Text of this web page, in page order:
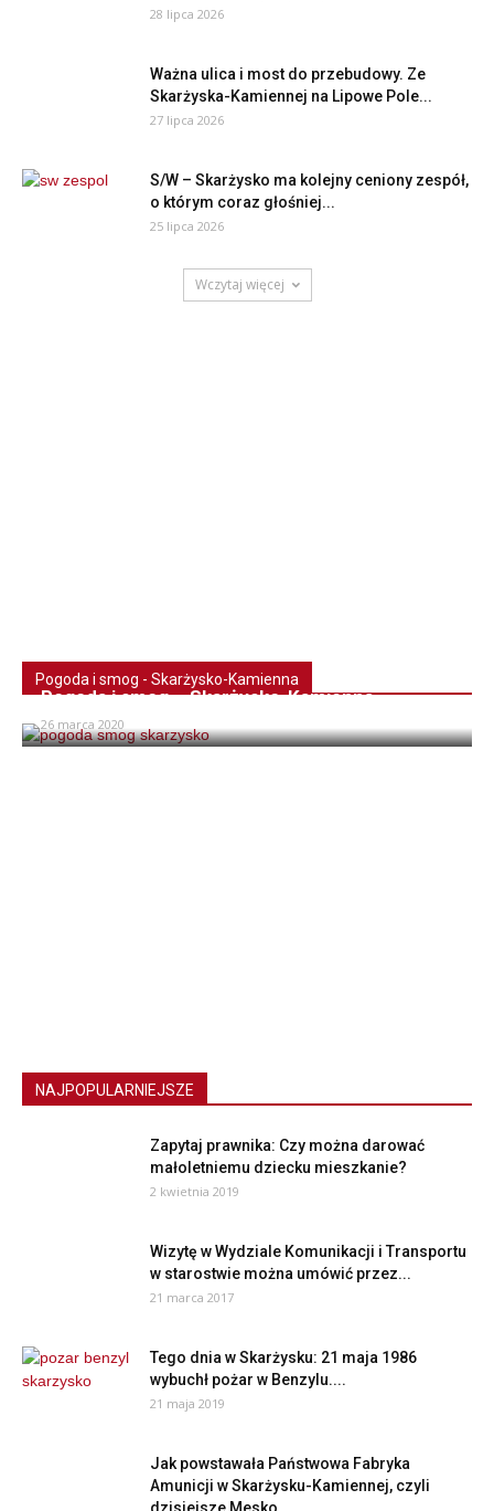
28 lipca 2026
Ważna ulica i most do przebudowy. Ze
Skarżyska-Kamiennej na Lipowe Pole...
27 lipca 2026
S/W – Skarżysko ma kolejny ceniony zespół,
o którym coraz głośniej...
25 lipca 2026
Wczytaj więcej
Pogoda i smog - Skarżysko-Kamienna
Pogoda i smog – Skarżysko-Kamienna
26 marca 2020
NAJPOPULARNIEJSZE
Zapytaj prawnika: Czy można darować
małoletniemu dziecku mieszkanie?
2 kwietnia 2019
Wizytę w Wydziale Komunikacji i Transportu
w starostwie można umówić przez...
21 marca 2017
Tego dnia w Skarżysku: 21 maja 1986
wybuchł pożar w Benzylu....
21 maja 2019
Jak powstawała Państwowa Fabryka
Amunicji w Skarżysku-Kamiennej, czyli